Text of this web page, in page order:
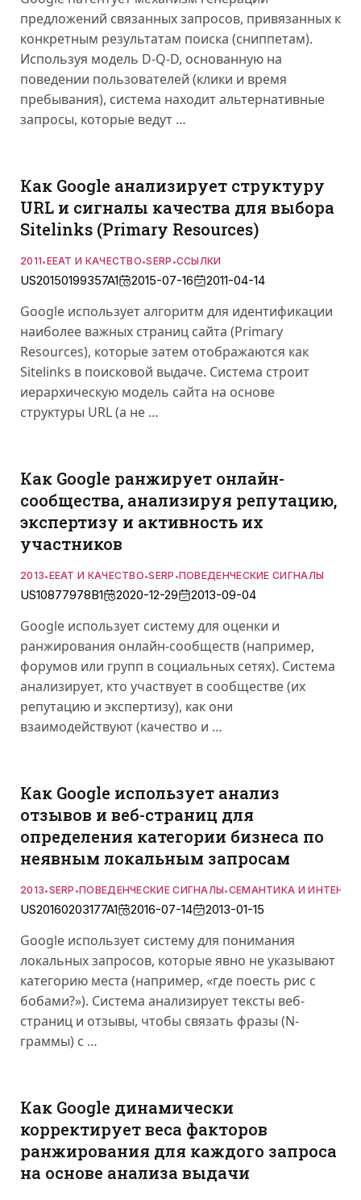
предложений связанных запросов, привязанных к
конкретным результатам поиска (сниппетам).
Используя модель D-Q-D, основанную на
поведении пользователей (клики и время
пребывания), система находит альтернативные
запросы, которые ведут …
Как Google анализирует структуру
URL и сигналы качества для выбора
Sitelinks (Primary Resources)
2011•EEAT И КАЧЕСТВО•SERP •ССЫЛКИ
US20150199357A1 2015-07-16 2011-04-14
Google использует алгоритм для идентификации
наиболее важных страниц сайта (Primary
Resources), которые затем отображаются как
Sitelinks в поисковой выдаче. Система строит
иерархическую модель сайта на основе
структуры URL (а не …
Как Google ранжирует онлайн-
сообщества, анализируя репутацию,
экспертизу и активность их
участников
2013•EEAT И КАЧЕСТВО•SERP •ПОВЕДЕНЧЕСКИЕ СИГНАЛЫ
US10877978B1 2020-12-29 2013-09-04
Google использует систему для оценки и
ранжирования онлайн-сообществ (например,
форумов или групп в социальных сетях). Система
анализирует, кто участвует в сообществе (их
репутацию и экспертизу), как они
взаимодействуют (качество и …
Как Google использует анализ
отзывов и веб-страниц для
определения категории бизнеса по
неявным локальным запросам
2013•SERP •ПОВЕДЕНЧЕСКИЕ СИГНАЛЫ•СЕМАНТИКА И ИНТЕНТ
US20160203177A1 2016-07-14 2013-01-15
Google использует систему для понимания
локальных запросов, которые явно не указывают
категорию места (например, «где поесть рис с
бобами?»). Система анализирует тексты веб-
страниц и отзывы, чтобы связать фразы (N-
граммы) с …
Как Google динамически
корректирует веса факторов
ранжирования для каждого запроса
на основе анализа выдачи